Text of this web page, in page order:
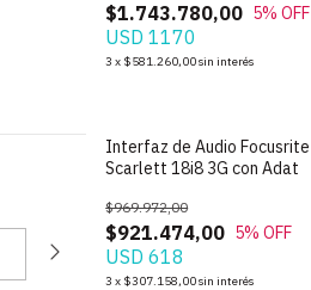
$1.743.780,00 5% OFF
USD 1170
3 x $581.260,00sin interés
Interfaz de Audio Focusrite
Scarlett 18i8 3G con Adat
$921.474,00
$969.972,00
5% OFF
USD 618
3 x $307.158,00sin interés